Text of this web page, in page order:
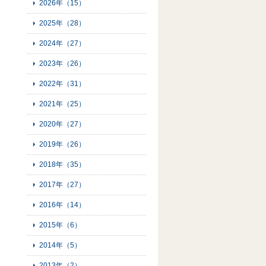
2026年（15）
2025年（28）
2024年（27）
2023年（26）
2022年（31）
2021年（25）
2020年（27）
2019年（26）
2018年（35）
2017年（27）
2016年（14）
2015年（6）
2014年（5）